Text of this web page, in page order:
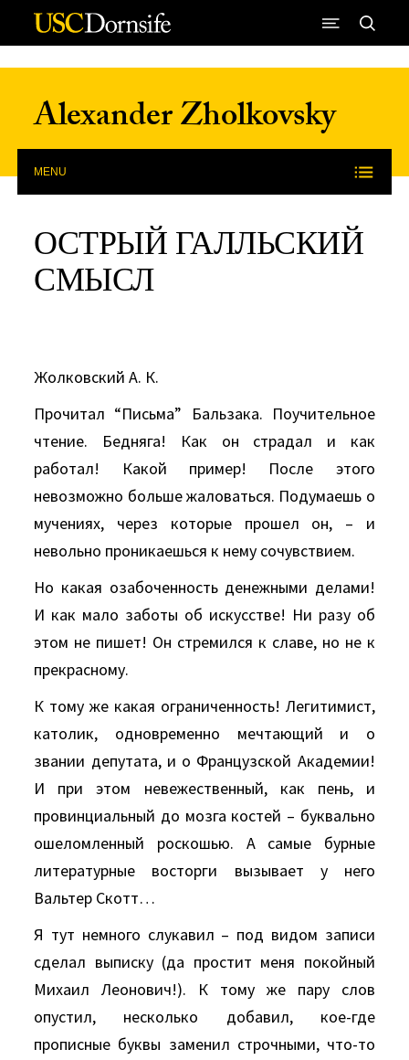
Skip to Content
Alexander Zholkovsky
MENU
ОСТРЫЙ ГАЛЛЬСКИЙ
СМЫСЛ
Жолковский А. К.
Прочитал “Письма” Бальзака. Поучительное
чтение. Бедняга! Как он страдал и как
работал! Какой пример! После этого
невозможно больше жаловаться. Подумаешь о
мучениях, через которые прошел он, – и
невольно проникаешься к нему сочувствием.
Но какая озабоченность денежными делами!
И как мало заботы об искусстве! Ни разу об
этом не пишет! Он стремился к славе, но не к
прекрасному.
К тому же какая ограниченность! Легитимист,
католик, одновременно мечтающий и о
звании депутата, и о Французской Академии!
И при этом невежественный, как пень, и
провинциальный до мозга костей – буквально
ошеломленный роскошью. А самые бурные
литературные восторги вызывает у него
Вальтер Скотт…
Я тут немного слукавил – под видом записи
сделал выписку (да простит меня покойный
Михаил Леонович!). К тому же пару слов
опустил, несколько добавил, кое-где
прописные буквы заменил строчными, что-то